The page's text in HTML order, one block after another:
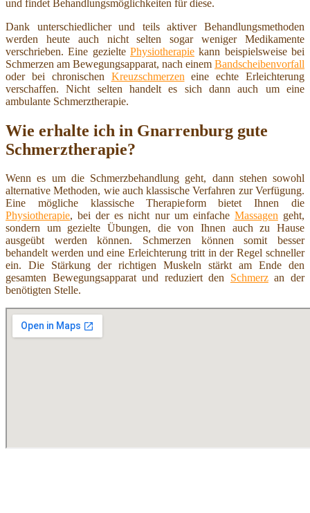
und findet Behandlungsmöglichkeiten für diese.
Dank unterschiedlicher und teils aktiver Behandlungsmethoden
werden heute auch nicht selten sogar weniger Medikamente
verschrieben. Eine gezielte Physiotherapie kann beispielsweise bei
Schmerzen am Bewegungsapparat, nach einem Bandscheibenvorfall
oder bei chronischen Kreuzschmerzen eine echte Erleichterung
verschaffen. Nicht selten handelt es sich dann auch um eine
ambulante Schmerztherapie.
Wie erhalte ich in Gnarrenburg gute
Schmerztherapie?
Wenn es um die Schmerzbehandlung geht, dann stehen sowohl
alternative Methoden, wie auch klassische Verfahren zur Verfügung.
Eine mögliche klassische Therapieform bietet Ihnen die
Physiotherapie, bei der es nicht nur um einfache Massagengeht,
sondern um gezielte Übungen, die von Ihnen auch zu Hause
ausgeübt werden können. Schmerzen können somit besser
behandelt werden und eine Erleichterung tritt in der Regel schneller
ein. Die Stärkung der richtigen Muskeln stärkt am Ende den
gesamten Bewegungsapparat und reduziert den Schmerzan der
benötigten Stelle.